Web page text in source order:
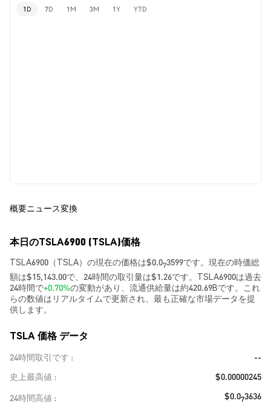
1D 7D 1M 3M 1Y YTD
概要ニュース変換
本日のTSLA6900 (TSLA)価格
TSLA6900（TSLA）の現在の価格は$0.073599です。現在の時価総
額は$15,143.00で、24時間の取引量は$1.26です。TSLA6900は過去
24時間で+0.70%の変動があり、流通供給量は約420.69Bです。これ
らの数値はリアルタイムで更新され、最も正確な市場データを提
供します。
TSLA 価格 データ
24時間取引です
--
史上最高値
$0.00000245
24時間高値
$0.073636